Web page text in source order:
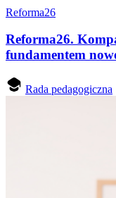
Reforma26
Reforma26.
fundamentem
Rada pedagogiczna